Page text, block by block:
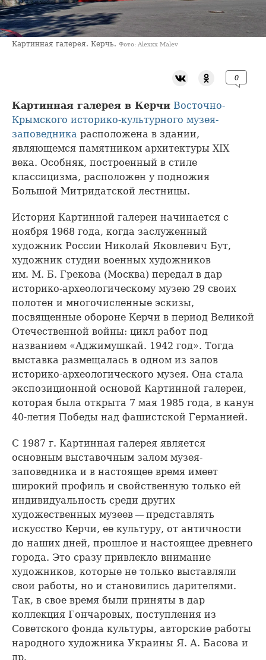
Картинная галерея. Керчь. Фото: Alexxx Malev
0
Картинная галерея в Керчи Восточно-
Крымского историко-культурного музея-
заповедника расположена в здании,
являющемся памятником архитектуры XIX
века. Особняк, построенный в стиле
классицизма, расположен у подножия
Большой Митридатской лестницы.
История Картинной галереи начинается с
ноября 1968 года, когда заслуженный
художник России Николай Яковлевич Бут,
художник студии военных художников
им. М. Б. Грекова (Москва) передал в дар
историко-археологическому музею 29 своих
полотен и многочисленные эскизы,
посвященные обороне Керчи в период Великой
Отечественной войны: цикл работ под
названием «Аджимушкай. 1942 год». Тогда
выставка размещалась в одном из залов
историко-археологического музея. Она стала
экспозиционной основой Картинной галереи,
которая была открыта 7 мая 1985 года, в канун
40-летия Победы над фашистской Германией.
С 1987 г. Картинная галерея является
основным выставочным залом музея-
заповедника и в настоящее время имеет
широкий профиль и свойственную только ей
индивидуальность среди других
художественных музеев — представлять
искусство Керчи, ее культуру, от античности
до наших дней, прошлое и настоящее древнего
города. Это сразу привлекло внимание
художников, которые не только выставляли
свои работы, но и становились дарителями.
Так, в свое время были приняты в дар
коллекция Гончаровых, поступления из
Советского фонда культуры, авторские работы
народного художника Украины Я. А. Басова и
др.